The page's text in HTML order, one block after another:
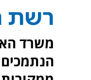
רשת
משרד